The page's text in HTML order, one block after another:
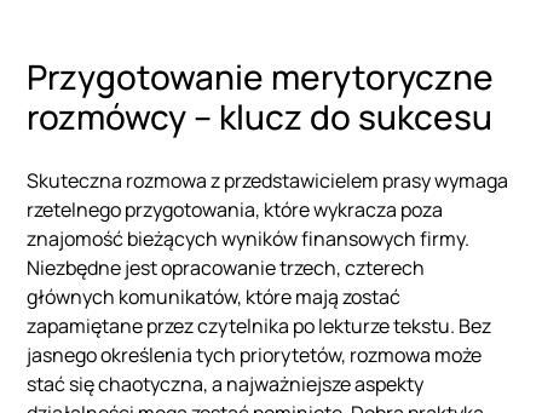
Przygotowanie merytoryczne
rozmówcy – klucz do sukcesu
Skuteczna rozmowa z przedstawicielem prasy wymaga
rzetelnego przygotowania, które wykracza poza
znajomość bieżących wyników finansowych firmy.
Niezbędne jest opracowanie trzech, czterech
głównych komunikatów, które mają zostać
zapamiętane przez czytelnika po lekturze tekstu. Bez
jasnego określenia tych priorytetów, rozmowa może
stać się chaotyczna, a najważniejsze aspekty